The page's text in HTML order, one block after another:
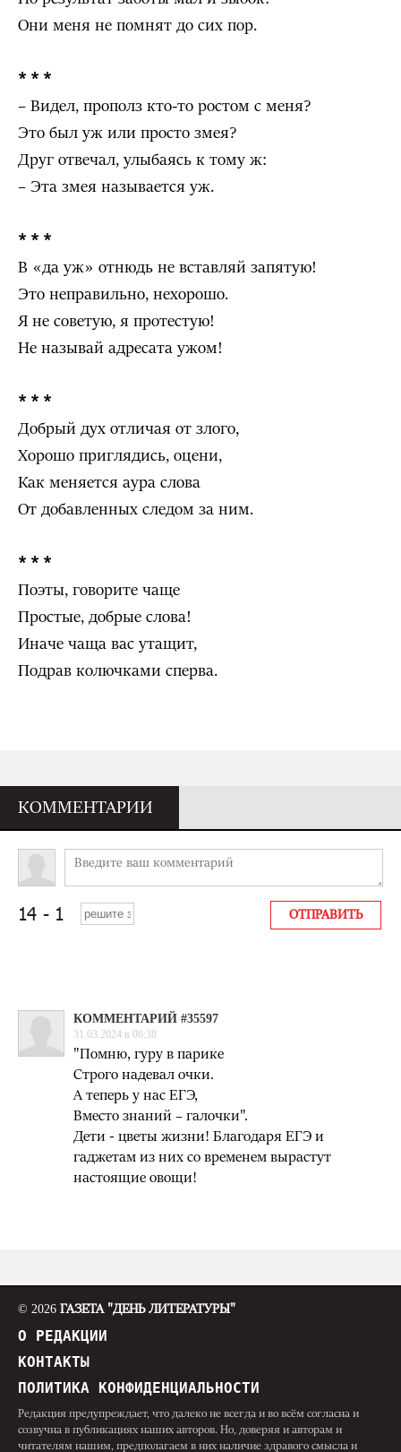
Они меня не помнят до сих пор.
* * *
– Видел, прополз кто-то ростом с меня?
Это был уж или просто змея?
Друг отвечал, улыбаясь к тому ж:
– Эта змея называется уж.
* * *
В «да уж» отнюдь не вставляй запятую!
Это неправильно, нехорошо.
Я не советую, я протестую!
Не называй адресата ужом!
* * *
Добрый дух отличая от злого,
Хорошо приглядись, оцени,
Как меняется аура слова
От добавленных следом за ним.
* * *
Поэты, говорите чаще
Простые, добрые слова!
Иначе чаща вас утащит,
Подрав колючками сперва.
КОММЕНТАРИИ
КОММЕНТАРИЙ #35597
31.03.2024 в 06:38
"Помню, гуру в парике
Строго надевал очки.
А теперь у нас ЕГЭ,
Вместо знаний – галочки".
Дети - цветы жизни! Благодаря ЕГЭ и
гаджетам из них со временем вырастут
настоящие овощи!
© 2026 ГАЗЕТА "ДЕНЬ ЛИТЕРАТУРЫ"
О РЕДАКЦИИ
КОНТАКТЫ
ПОЛИТИКА КОНФИДЕНЦИАЛЬНОСТИ
Редакция предупреждает, что далеко не всегда и во всём согласна и
созвучна в публикациях наших авторов. Но, доверяя и авторам и
читателям нашим, предполагаем в них наличие здравого смысла и